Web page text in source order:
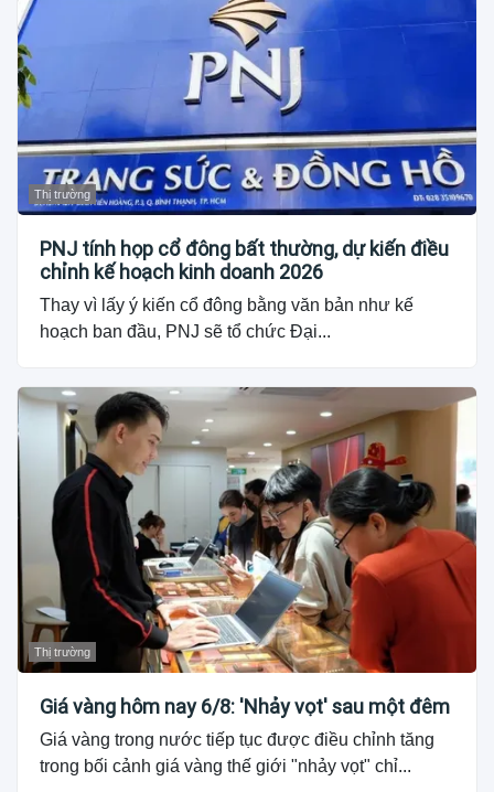
Thị trường
PNJ tính họp cổ đông bất thường, dự kiến điều
chỉnh kế hoạch kinh doanh 2026
Thay vì lấy ý kiến cổ đông bằng văn bản như kế
hoạch ban đầu, PNJ sẽ tổ chức Đại...
Thị trường
Giá vàng hôm nay 6/8: 'Nhảy vọt' sau một đêm
Giá vàng trong nước tiếp tục được điều chỉnh tăng
trong bối cảnh giá vàng thế giới "nhảy vọt" chỉ...